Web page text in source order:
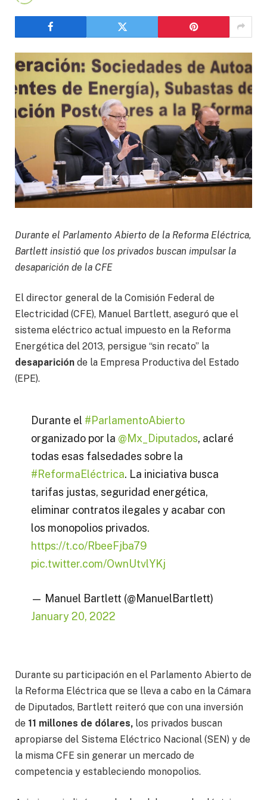
Durante el Parlamento Abierto de la Reforma Eléctrica,
Bartlett insistió que los privados buscan impulsar la
desaparición de la CFE
El director general de la Comisión Federal de
Electricidad (CFE), Manuel Bartlett, aseguró que el
sistema eléctrico actual impuesto en la Reforma
Energética del 2013, persigue “sin recato” la
desaparición de la Empresa Productiva del Estado
(EPE).
Durante el #ParlamentoAbierto
organizado por la @Mx_Diputados, aclaré
todas esas falsedades sobre la
#ReformaEléctrica. La iniciativa busca
tarifas justas, seguridad energética,
eliminar contratos ilegales y acabar con
los monopolios privados.
https://t.co/RbeeFjba79
pic.twitter.com/OwnUtvlYKj
— Manuel Bartlett (@ManuelBartlett)
January 20, 2022
Durante su participación en el Parlamento Abierto de
la Reforma Eléctrica que se lleva a cabo en la Cámara
de Diputados, Bartlett reiteró que con una inversión
de 11 millones de dólares, los privados buscan
apropiarse del Sistema Eléctrico Nacional (SEN) y de
la misma CFE sin generar un mercado de
competencia y estableciendo monopolios.